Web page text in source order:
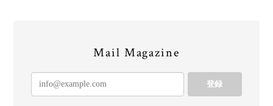
Mail Magazine
登録